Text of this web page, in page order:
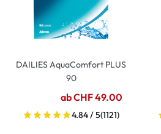
DAILIES AquaComfort PLUS
90
ab CHF 49.00
4.84 / 5(1121)